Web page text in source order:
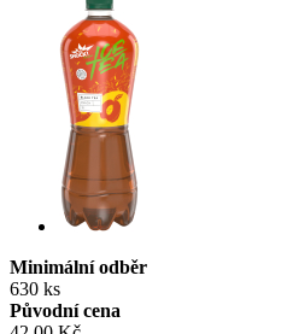
Minimální odběr
630 ks
Původní cena